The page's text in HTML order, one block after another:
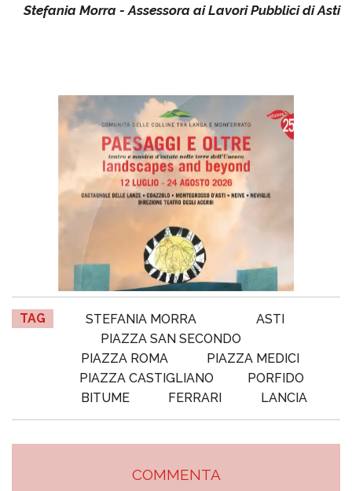
Stefania Morra - Assessora ai Lavori Pubblici di Asti
TAG STEFANIA MORRA
ASTI
PIAZZA SAN SECONDO
PIAZZA ROMA
PIAZZA MEDICI
PIAZZA CASTIGLIANO
PORFIDO
BITUME
FERRARI LANCIA
COMMENTA